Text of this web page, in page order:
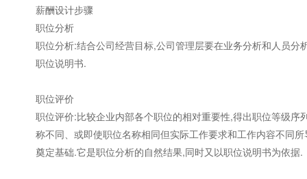
薪酬设计步骤
职位分析
职位分析:结合公司经营目标,公司管理层要在业务分析和人员
职位说明书.
职位评价
职位评价:比较企业内部各个职位的相对重要性,得出职位等级
称不同、或即使职位名称相同但实际工作要求和工作内容不同
奠定基础.它是职位分析的自然结果,同时又以职位说明书为依据.